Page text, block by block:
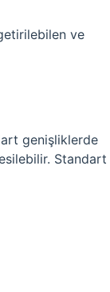
ve
genişliklerde
Standart